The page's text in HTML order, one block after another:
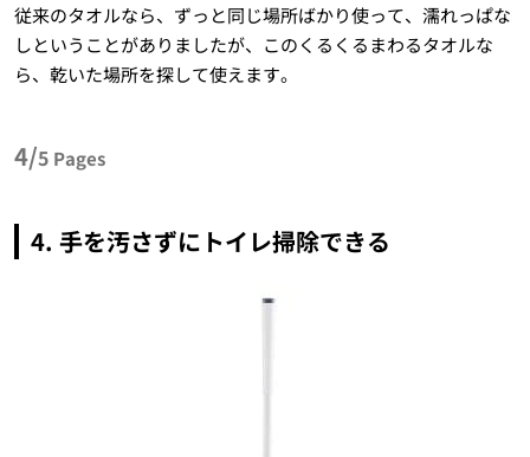
従来のタオルなら、ずっと同じ場所ばかり使って、濡れっぱな
しということがありましたが、このくるくるまわるタオルな
ら、乾いた場所を探して使えます。
4/5 Pages
4. 手を汚さずにトイレ掃除できる